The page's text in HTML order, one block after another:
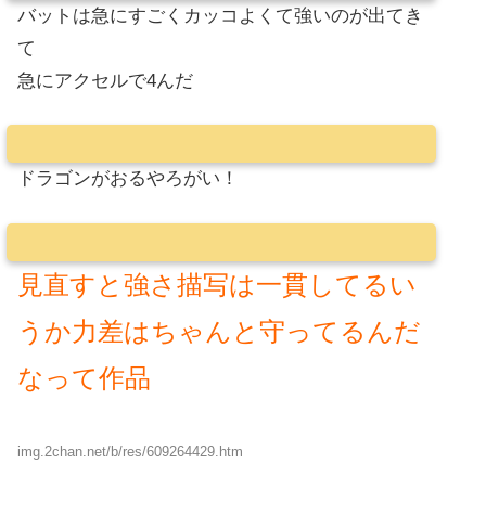
バットは急にすごくカッコよくて強いのが出てき
て
急にアクセルで4んだ
ドラゴンがおるやろがい！
見直すと強さ描写は一貫してるい
うか力差はちゃんと守ってるんだ
なって作品
img.2chan.net/b/res/609264429.htm